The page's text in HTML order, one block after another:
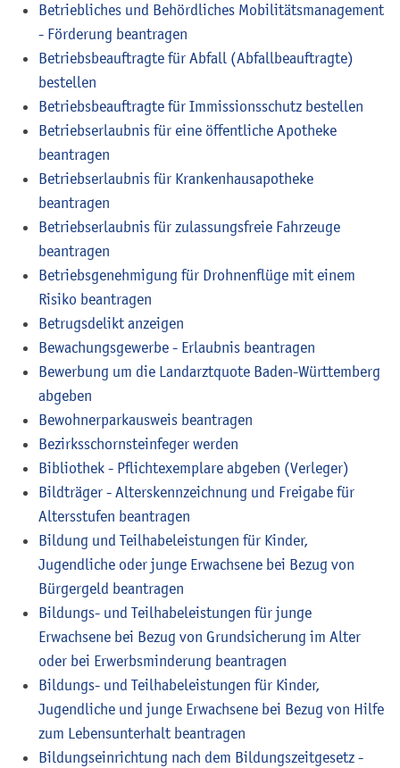
Betriebliches und Behördliches Mobilitätsmanagement
- Förderung beantragen
Betriebsbeauftragte für Abfall (Abfallbeauftragte)
bestellen
Betriebsbeauftragte für Immissionsschutz bestellen
Betriebserlaubnis für eine öffentliche Apotheke
beantragen
Betriebserlaubnis für Krankenhausapotheke
beantragen
Betriebserlaubnis für zulassungsfreie Fahrzeuge
beantragen
Betriebsgenehmigung für Drohnenflüge mit einem
Risiko beantragen
Betrugsdelikt anzeigen
Bewachungsgewerbe - Erlaubnis beantragen
Bewerbung um die Landarztquote Baden-Württemberg
abgeben
Bewohnerparkausweis beantragen
Bezirksschornsteinfeger werden
Bibliothek - Pflichtexemplare abgeben (Verleger)
Bildträger - Alterskennzeichnung und Freigabe für
Altersstufen beantragen
Bildung und Teilhabeleistungen für Kinder,
Jugendliche oder junge Erwachsene bei Bezug von
Bürgergeld beantragen
Bildungs- und Teilhabeleistungen für junge
Erwachsene bei Bezug von Grundsicherung im Alter
oder bei Erwerbsminderung beantragen
Bildungs- und Teilhabeleistungen für Kinder,
Jugendliche und junge Erwachsene bei Bezug von Hilfe
zum Lebensunterhalt beantragen
Bildungseinrichtung nach dem Bildungszeitgesetz -